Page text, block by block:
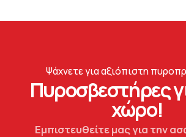
Ψάχνετε για αξιόπιστη
Πυροσβεστήρες
χώρο!
Εμπιστευθείτε μας για την